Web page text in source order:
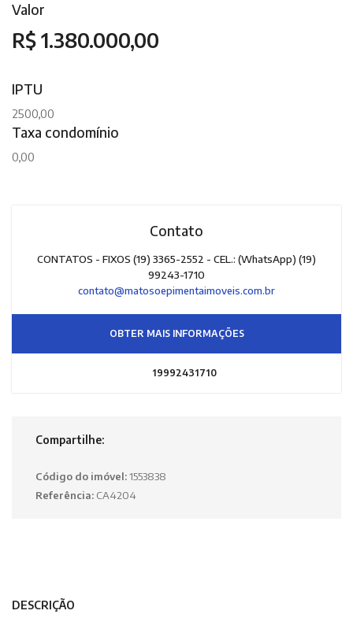
Valor
R$ 1.380.000,00
IPTU
2500,00
Taxa condomínio
0,00
Contato
CONTATOS - FIXOS (19) 3365-2552 - CEL.: (WhatsApp) (19)
99243-1710
contato@matosoepimentaimoveis.com.br
OBTER MAIS INFORMAÇÕES
19992431710
Compartilhe:
Código do imóvel:1553838
Referência: CA4204
DESCRIÇÃO